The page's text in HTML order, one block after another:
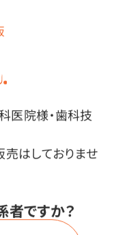
医院様・歯科技
はしておりませ
ですか？
るフタでアルコール
っかり拭き取れま
い。